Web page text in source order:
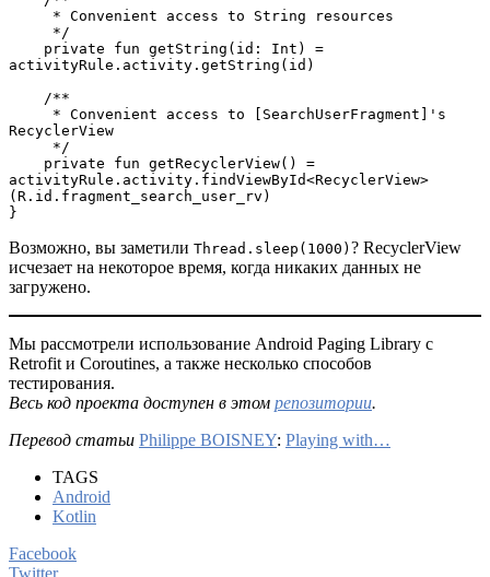
     * Convenient access to String resources
     */
activityRule.activity.getString(id)
    /**
RecyclerView
     */
activityRule.activity.findViewById<RecyclerView>
(R.id.fragment_search_user_rv)
}
Возможно, вы заметили Thread.sleep(1000) ? RecyclerView
исчезает на некоторое время, когда никаких данных не
загружено.
Мы рассмотрели использование Android Paging Library с
Retrofit и Coroutines, а также несколько способов
тестирования.
Весь код проекта доступен в этом репозитории.
Перевод статьи Philippe BOISNEY: Playing with…
TAGS
Android
Kotlin
Facebook